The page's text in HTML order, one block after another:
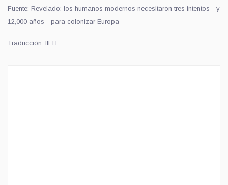
Fuente: Revelado: los humanos modernos necesitaron tres intentos - y
12,000 años - para colonizar Europa
Traducción: IIEH.